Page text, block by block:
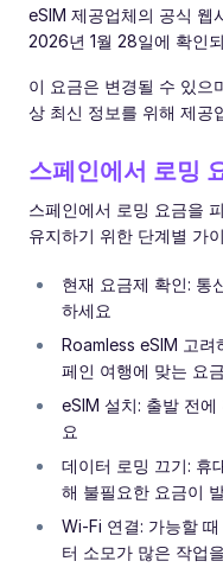
eSIM 제공업체의 공식 웹
2026년 1월 28일에 확인
이 요금은 변경될 수 있으
상 최신 정보를 위해 제공
스페인에서 로밍
스페인에서 로밍 요금을
유지하기 위한 단계별 가
현재 요금제 확인: 통
하세요
Roamless eSIM 고려
페인 여행에 맞는 요
eSIM 설치: 출발 전
요
데이터 로밍 끄기: 휴
해 불필요한 요금이
Wi-Fi 연결: 가능할
터 소모가 많은 작업